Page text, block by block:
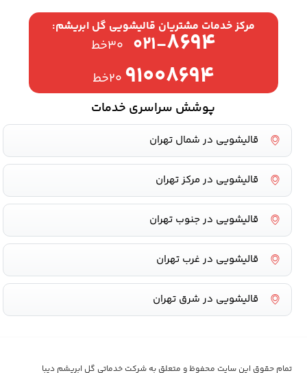
مرکز خدمات مشتریان قالیشویی گل ابریشم:
۰۲۱-۸۶۹۴ ۳۰خط
۹۱۰۰۸۶۹۴ ۲۰خط
پوشش سراسری خدمات
قالیشویی در شمال تهران
قالیشویی در مرکز تهران
قالیشویی در جنوب تهران
قالیشویی در غرب تهران
قالیشویی در شرق تهران
تمام حقوق این سایت محفوظ و متعلق به شرکت خدماتی گل ابریشم دیبا